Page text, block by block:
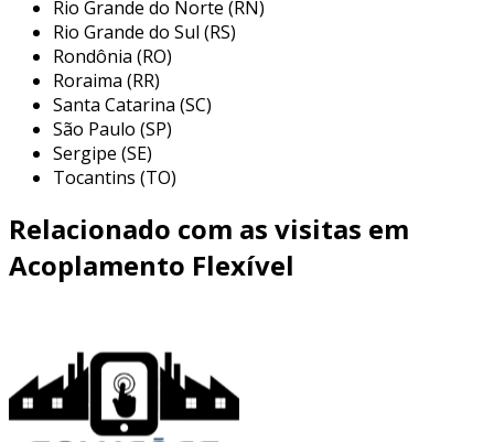
exigem uma conexão leve e resistente. algumas
das principais áreas de uso incluem:
máquinas agrícolas:
conectar motores a outros componentes,
como bombas e redutores, permitindo
flexibilidade e bom funcionamento em
ambientes hostis.
máquinas-ferramenta:empregados em
tornos e fresadoras, estes acoplamentos
garantem precisão e eficiência na
sistemas de transporte:
correias transportadoras e sistemas de
movimentação, onde a leveza do alumínio
Rio Grande do Norte (RN)
Rio Grande do Sul (RS)
Rondônia (RO)
Roraima (RR)
Santa Catarina (SC)
São Paulo (SP)
Sergipe (SE)
Tocantins (TO)
Relacionado com as visitas em
Acoplamento Flexível